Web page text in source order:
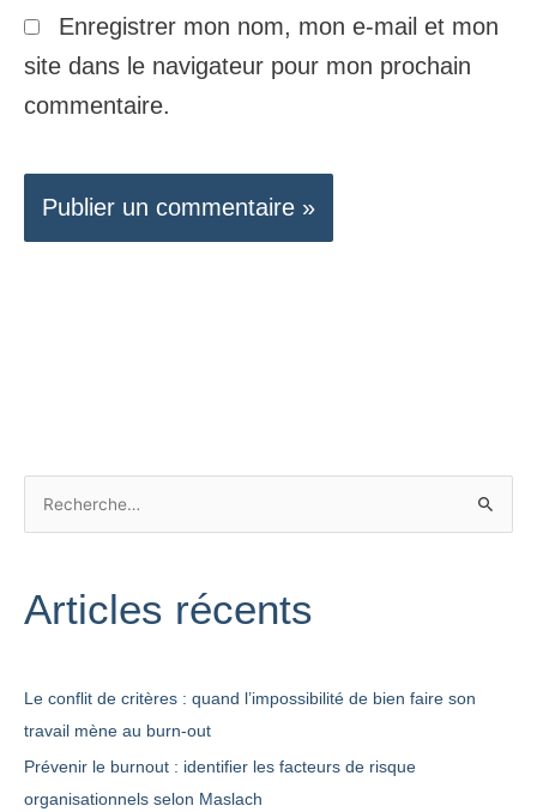
Enregistrer mon nom, mon e-mail et mon
site dans le navigateur pour mon prochain
commentaire.
h
c
h
e
r
Articles récents
Le conflit de critères : quand l’impossibilité de bien faire son
travail mène au burn-out
Prévenir le burnout : identifier les facteurs de risque
organisationnels selon Maslach